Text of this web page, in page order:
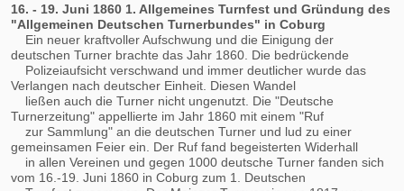
16. - 19. Juni 1860 1. Allgemeines Turnfest und Gründung des
"Allgemeinen Deutschen Turnerbundes" in Coburg
Ein neuer kraftvoller Aufschwung und die Einigung der
deutschen Turner brachte das Jahr 1860. Die bedrückende
Polizeiaufsicht verschwand und immer deutlicher wurde das
Verlangen nach deutscher Einheit. Diesen Wandel
ließen auch die Turner nicht ungenutzt. Die "Deutsche
Turnerzeitung" appellierte im Jahr 1860 mit einem "Ruf
zur Sammlung" an die deutschen Turner und lud zu einer
gemeinsamen Feier ein. Der Ruf fand begeisterten Widerhall
in allen Vereinen und gegen 1000 deutsche Turner fanden sich
vom 16.-19. Juni 1860 in Coburg zum 1. Deutschen